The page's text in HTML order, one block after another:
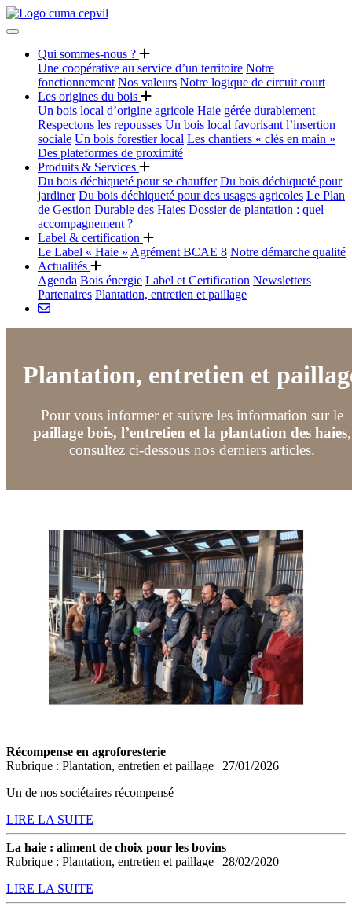
Qui sommes-nous ?
Une coopérative au service d’un territoire Notre
fonctionnement Nos valeurs Notre logique de circuit court
Les origines du bois
Un bois local d’origine agricole Haie gérée durablement –
Respectons les repousses Un bois local favorisant l’insertion
sociale Un bois forestier local Les chantiers « clés en main »
Des plateformes de proximité
Produits & Services
Du bois déchiqueté pour se chauffer Du bois déchiqueté pour
jardiner Du bois déchiqueté pour des usages agricoles Le Plan
de Gestion Durable des Haies Dossier de plantation : quel
accompagnement ?
Label & certification
Le Label « Haie » Agrément BCAE 8 Notre démarche qualité
Actualités
Agenda Bois énergie Label et Certification Newsletters
Partenaires Plantation, entretien et paillage
Plantation, entretien et
Pour vous informer et suivre les information sur le
paillage bois, l’entretien et la plantation des haies,
consultez ci-dessous nos derniers articles.
Récompense en agroforesterie
Rubrique : Plantation, entretien et paillage | 27/01/2026
Un de nos sociétaires récompensé
LIRE LA SUITE
La haie : aliment de choix pour les bovins
Rubrique : Plantation, entretien et paillage | 28/02/2020
LIRE LA SUITE